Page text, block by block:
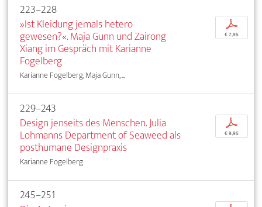
223–228
»Ist Kleidung jemals hetero
gewesen?«. Maja Gunn und Zairong
Xiang im Gespräch mit Karianne
Fogelberg
Karianne Fogelberg, Maja Gunn, ...
p
€ 7,95
229–243
Design jenseits des Menschen. Julia
Lohmanns Department of Seaweed als
posthumane Designpraxis
Karianne Fogelberg
p
€ 9,95
245–251